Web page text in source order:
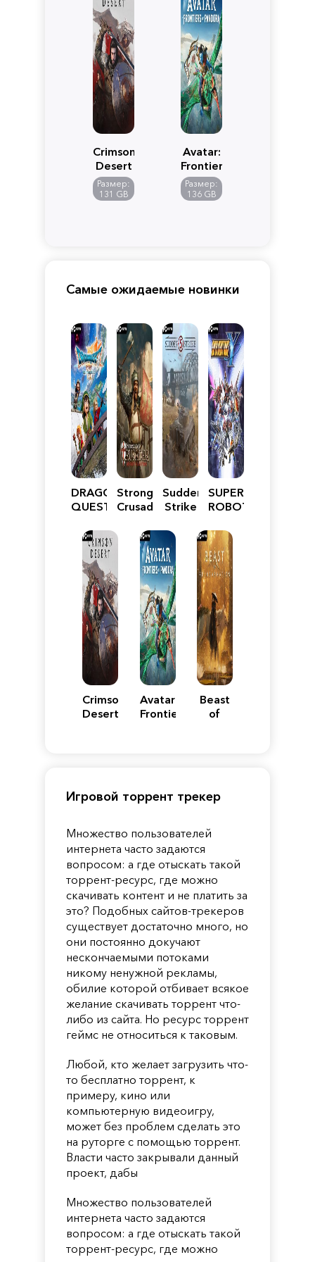
Crimson
Desert
Размер:
131 GB
Avatar:
Frontiers
of
Pandora
Размер:
136 GB
Самые ожидаемые новинки
DRAGON
QUEST
Reimagined
Stronghold
Crusader:
Edition
Sudden
Strike
SUPER
ROBOT
Y
Crimson
Desert
Avatar:
Frontiers
Beast
of
Игровой торрент трекер
Множество пользователей
интернета часто задаются
вопросом: а где отыскать такой
торрент-ресурс, где можно
скачивать контент и не платить за
это? Подобных сайтов-трекеров
существует достаточно много, но
они постоянно докучают
нескончаемыми потоками
никому ненужной рекламы,
обилие которой отбивает всякое
желание скачивать торрент что-
либо из сайта. Но ресурс торрент
геймс не относиться к таковым.
Любой, кто желает загрузить что-
то бесплатно торрент, к
примеру, кино или
компьютерную видеоигру,
может без проблем сделать это
на руторге с помощью торрент.
Власти часто закрывали данный
проект, дабы
Множество пользователей
интернета часто задаются
вопросом: а где отыскать такой
торрент-ресурс, где можно